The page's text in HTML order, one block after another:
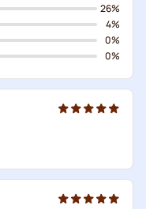
26%
4%
0%
0%